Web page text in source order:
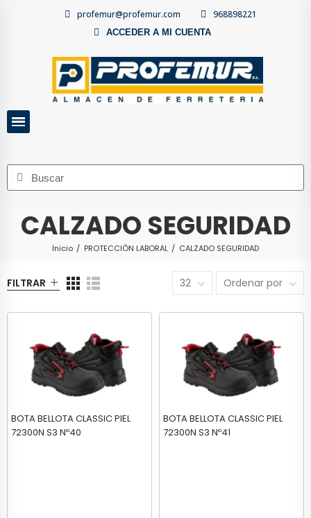
profemur@profemur.com 968898221
ACCEDER A MI CUENTA
CALZADO SEGURIDAD
Inicio PROTECCIÓN LABORAL CALZADO SEGURIDAD
FILTRAR 32 Ordenar por
BOTA BELLOTA CLASSIC PIEL
72300N S3 Nº40
BOTA BELLOTA CLASSIC PIEL
72300N S3 Nº41